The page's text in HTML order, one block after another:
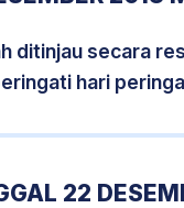
ditinjau secara
hari
22